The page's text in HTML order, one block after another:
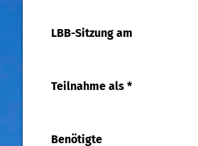
LBB-Sitzung am
Teilnahme als *
Benötigte